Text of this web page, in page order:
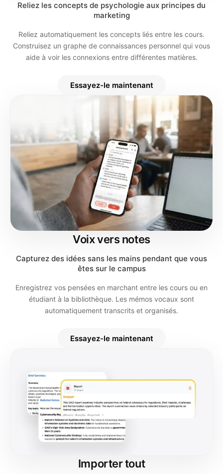
Reliez les concepts de psychologie aux principes du
marketing
Reliez automatiquement les concepts liés entre les cours.
Construisez un graphe de connaissances personnel qui vous
aide à voir les connexions entre différentes matières.
Essayez-le maintenant
Voix vers notes
Capturez des idées sans les mains pendant que vous
êtes sur le campus
Enregistrez vos pensées en marchant entre les cours ou en
étudiant à la bibliothèque. Les mémos vocaux sont
automatiquement transcrits et organisés.
Essayez-le maintenant
Importer tout